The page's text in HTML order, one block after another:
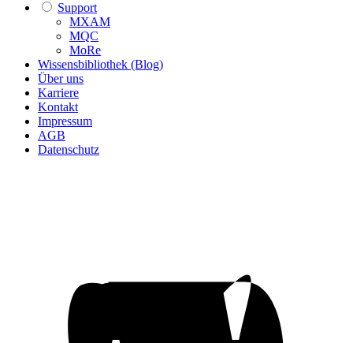
Support
MXAM
MQC
MoRe
Wissensbibliothek (Blog)
Über uns
Karriere
Kontakt
Impressum
AGB
Datenschutz